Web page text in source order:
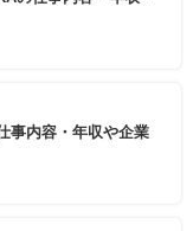
事内容・年収や企業